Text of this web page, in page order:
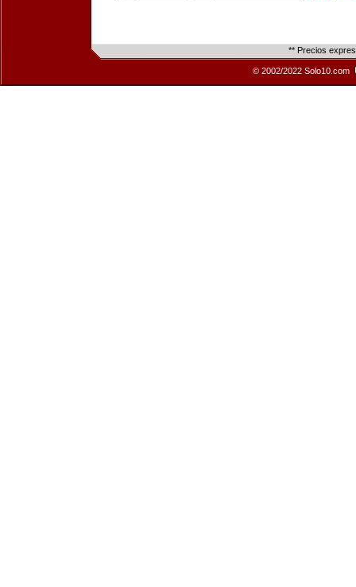
** Precios
© 2002/2022 Solo10.com